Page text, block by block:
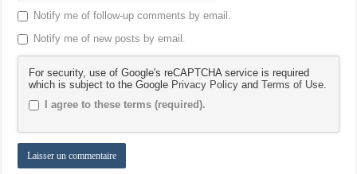
Notify me of follow-up comments by email.
Notify me of new posts by email.
For security, use of Google's reCAPTCHA service is required
which is subject to the Google Privacy Policy andTerms of Use
I agree to these terms (required).